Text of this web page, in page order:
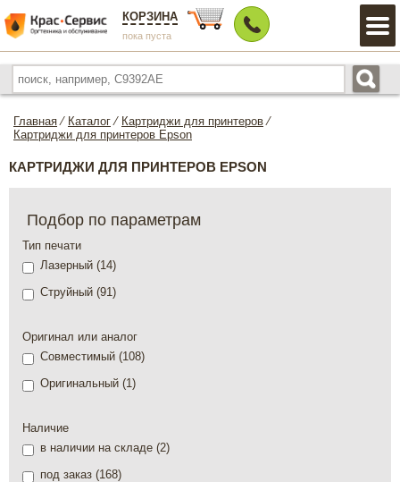
КОРЗИНА
пока пуста
Главная ⁄ Каталог ⁄ Картриджи для принтеров ⁄
Картриджи для принтеров Epson
КАРТРИДЖИ ДЛЯ ПРИНТЕРОВ EPSON
Подбор по параметрам
Тип печати
Лазерный (14)
Струйный (91)
Оригинал или аналог
Совместимый (108)
Оригинальный (1)
Наличие
в наличии на складе (2)
под заказ (168)